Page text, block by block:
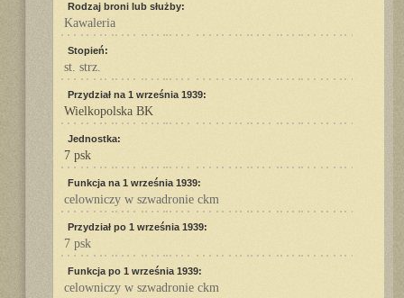
Rodzaj broni lub służby:
Kawaleria
Stopień:
st. strz.
Przydział na 1 września 1939:
Wielkopolska BK
Jednostka:
7 psk
Funkcja na 1 września 1939:
celowniczy w szwadronie ckm
Przydział po 1 września 1939:
7 psk
Funkcja po 1 września 1939:
celowniczy w szwadronie ckm